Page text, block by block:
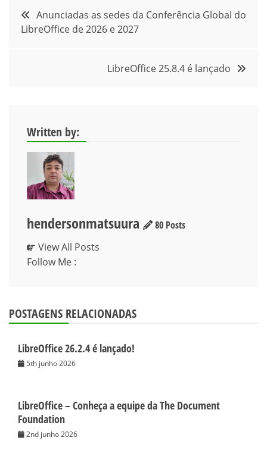
Navegação
de
Anunciadas as sedes da Conferência Global do
LibreOffice de 2026 e 2027
LibreOffice 25.8.4 é lançado
Written by:
hendersonmatsuura
80 Posts
View All Posts
Follow Me :
POSTAGENS RELACIONADAS
LibreOffice 26.2.4 é lançado!
5th junho 2026
LibreOffice – Conheça a equipe da The Document
Foundation
2nd junho 2026